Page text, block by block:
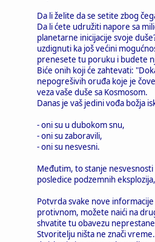
Da li želite da se setite zbog
Da li ćete udružiti napore sa
planetarne inicijacije svoje
uzdignuti ka još većini
prenesete tu poruku i budete
Biće onih koji će zahtevati:
nepogrešivih oruđa koje je
veza vaše duše sa Kosmosom.
Danas je vaš jedini vođa božja
- oni su u dubokom snu,
- oni su zaboravili,
- oni su nesvesni.
Međutim, to stanje
posledice podzemnih
Potvrda svake nove
protivnom, možete naići na
shvatite tu obavezu
Stvoritelju ništa ne znači